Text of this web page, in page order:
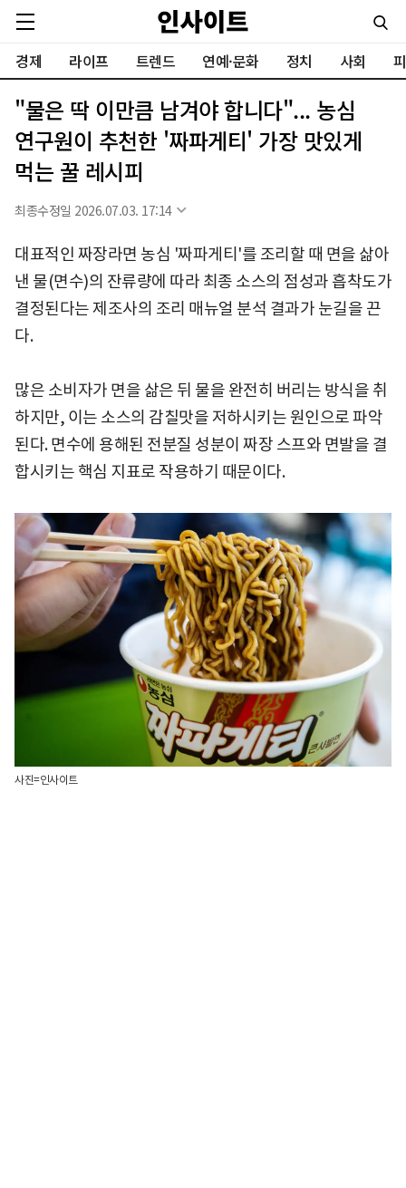
경제 라이프 트렌드 연예·문화 정치 사회
"물은 딱 이만큼 남겨야 합니다"... 농심
연구원이 추천한 '짜파게티' 가장 맛있게
먹는 꿀 레시피
최종수정일 2026.07.03. 17:14
대표적인 짜장라면 농심 '짜파게티'를 조리할 때 면을 삶아
낸 물(면수)의 잔류량에 따라 최종 소스의 점성과 흡착도가
결정된다는 제조사의 조리 매뉴얼 분석 결과가 눈길을 끈
다.
많은 소비자가 면을 삶은 뒤 물을 완전히 버리는 방식을 취
하지만, 이는 소스의 감칠맛을 저하시키는 원인으로 파악
된다. 면수에 용해된 전분질 성분이 짜장 스프와 면발을 결
합시키는 핵심 지표로 작용하기 때문이다.
사진=인사이트